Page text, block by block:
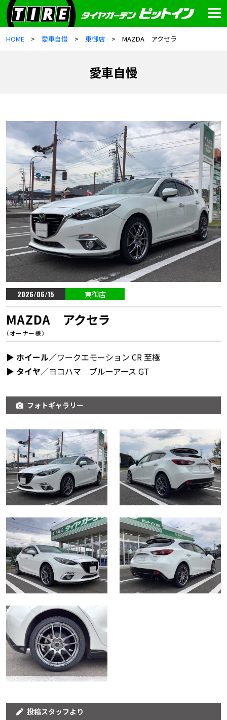
HOME 愛車自慢 東御店 MAZDA アクセラ
愛車自慢
2026/06/15 東御店
MAZDA アクセラ
（オーナー様）
▶︎ ホイール／ワークエモーション CR 至極
▶︎ タイヤ／ヨコハマ ブルーアース GT
フォトギャラリー
投稿スタッフより